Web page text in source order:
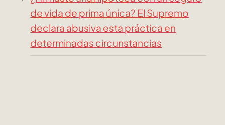
de vida de prima única? El Supremo
declara abusiva esta práctica en
determinadas circunstancias